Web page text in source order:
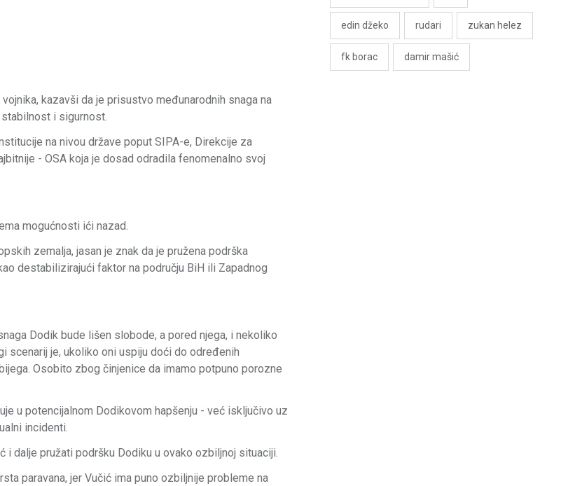
kazavši da je prisustvo međunarodnih snaga na
i sigurnost.
na nivou države poput SIPA-e, Direkcije za
- OSA koja je dosad odradila fenomenalno svoj
mogućnosti ići nazad.
zemalja, jasan je znak da je pružena podrška
destabilizirajući faktor na području BiH ili Zapadnog
Dodik bude lišen slobode, a pored njega, i nekoliko
scenarij je, ukoliko oni uspiju doći do određenih
Osobito zbog činjenice da imamo potpuno porozne
u potencijalnom Dodikovom hapšenju - već isključivo uz
incidenti.
dalje pružati podršku Dodiku u ovako ozbiljnoj situaciji.
paravana, jer Vučić ima puno ozbiljnije probleme na
edin džeko rudari zukan helez
fk borac damir mašić